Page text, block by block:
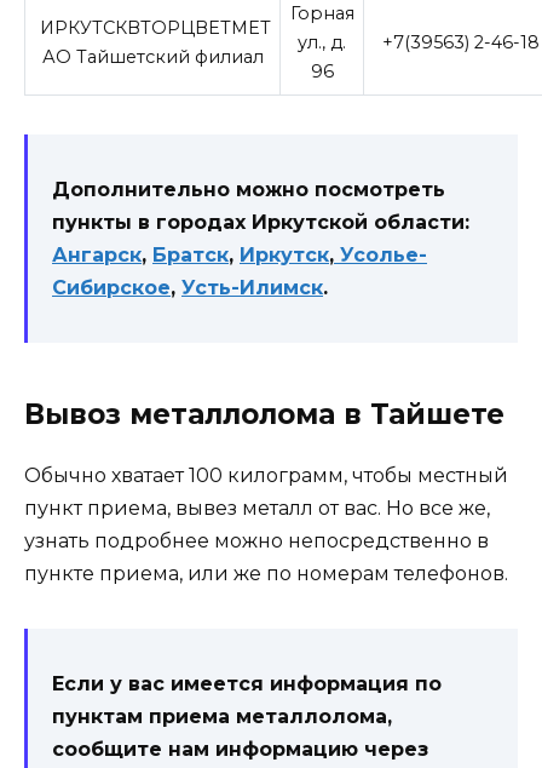
ИРКУТСКВТОРЦВЕТМЕТ
АО Тайшетский филиал
Горная
ул., д.
96
+7(39563) 2-46-18
Дополнительно можно посмотреть
пункты в городах Иркутской области:
Ангарск, Братск, Иркутск, Усолье-
Сибирское, Усть-Илимск.
Вывоз металлолома в Тайшете
Обычно хватает 100 килограмм, чтобы местный
пункт приема, вывез металл от вас. Но все же,
узнать подробнее можно непосредственно в
пункте приема, или же по номерам телефонов.
Если у вас имеется информация по
пунктам приема металлолома,
сообщите нам информацию через